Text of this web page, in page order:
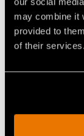
may combine it
provided to
of their services.
VIDEO MULCHEN
FLÄCHEN MIT DEM